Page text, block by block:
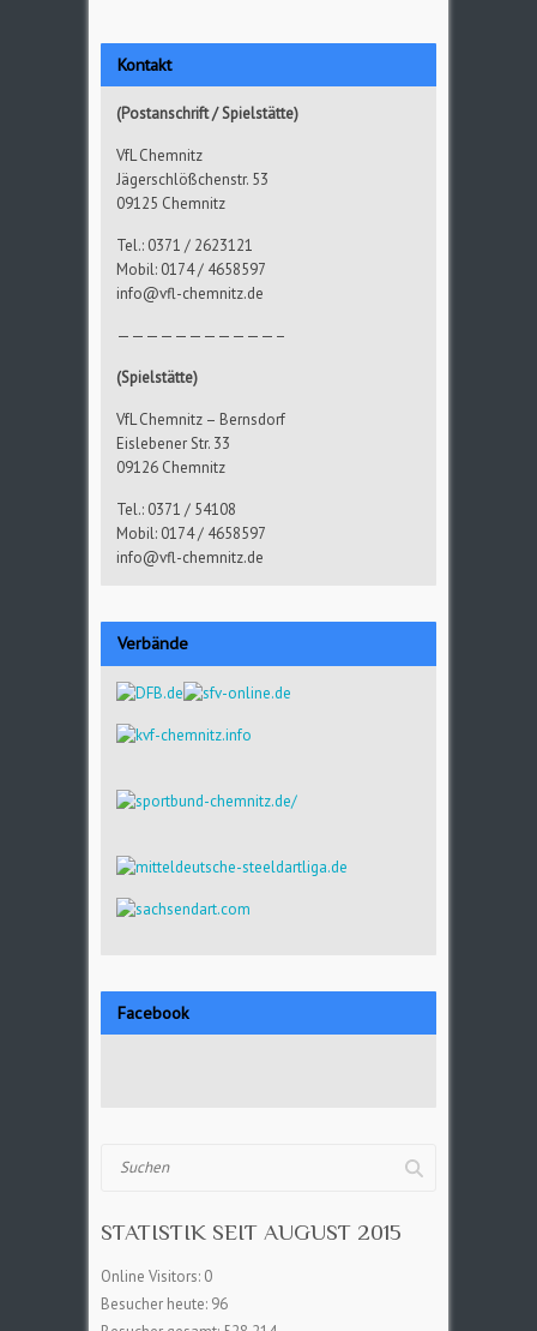
Kontakt
(Postanschrift / Spielstätte)
VfL Chemnitz
Jägerschlößchenstr. 53
09125 Chemnitz
Tel.: 0371 / 2623121
Mobil: 0174 / 4658597
info@vfl-chemnitz.de
———————————–
(Spielstätte)
VfL Chemnitz – Bernsdorf
Eislebener Str. 33
09126 Chemnitz
Tel.: 0371 / 54108
Mobil: 0174 / 4658597
info@vfl-chemnitz.de
Verbände
Facebook
STATISTIK SEIT AUGUST 2015
Online Visitors: 0
Besucher heute: 96